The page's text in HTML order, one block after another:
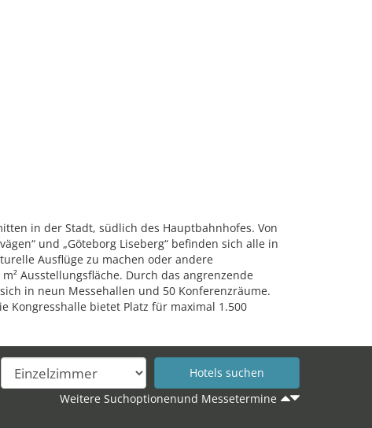
in der Stadt, südlich des Hauptbahnhofes. Von
und „Göteborg Liseberg“ befinden sich alle in
Ausflüge zu machen oder andere
Ausstellungsfläche. Durch das angrenzende
in neun Messehallen und 50 Konferenzräume.
Kongresshalle bietet Platz für maximal 1.500
Weitere Suchoptionenund Messetermine